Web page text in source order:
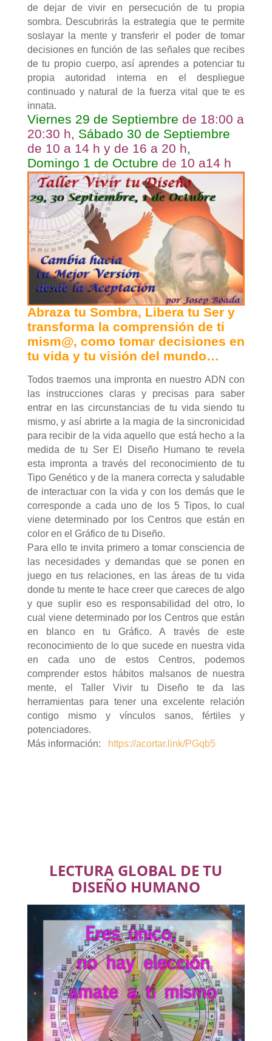
de dejar de vivir en persecución de tu propia
sombra. Descubrirás la estrategia que te permite
soslayar la mente y transferir el poder de tomar
decisiones en función de las señales que recibes
de tu propio cuerpo, así aprendes a potenciar tu
propia autoridad interna en el despliegue
continuado y natural de la fuerza vital que te es
innata.
Viernes 29 de Septiembre de 18:00 a
20:30 h, Sábado 30 de Septiembre
de 10 a 14 h y de 16 a 20 h,
Domingo 1 de Octubre de 10 a14 h
Abraza tu Sombra, Libera tu Ser y
transforma la comprensión de ti
mism@, como tomar decisiones en
tu vida y tu visión del mundo…
Todos traemos una impronta en nuestro ADN con
las instrucciones claras y precisas para saber
entrar en las circunstancias de tu vida siendo tu
mismo, y así abrirte a la magia de la sincronicidad
para recibir de la vida aquello que está hecho a la
medida de tu Ser El Diseño Humano te revela
esta impronta a través del reconocimiento de tu
Tipo Genético y de la manera correcta y saludable
de interactuar con la vida y con los demás que le
corresponde a cada uno de los 5 Tipos, lo cual
viene determinado por los Centros que están en
color en el Gráfico de tu Diseño.
Para ello te invita primero a tomar consciencia de
las necesidades y demandas que se ponen en
juego en tus relaciones, en las áreas de tu vida
donde tu mente te hace creer que careces de algo
y que suplir eso es responsabilidad del otro, lo
cual viene determinado por los Centros que están
en blanco en tu Gráfico. A través de este
reconocimiento de lo que sucede en nuestra vida
en cada uno de estos Centros, podemos
comprender estos hábitos malsanos de nuestra
mente, el Taller Vivir tu Diseño te da las
herramientas para tener una excelente relación
contigo mismo y vínculos sanos, fértiles y
potenciadores.
Más información:
https://acortar.link/PGqb5
LECTURA GLOBAL DE TU
DISEÑO HUMANO